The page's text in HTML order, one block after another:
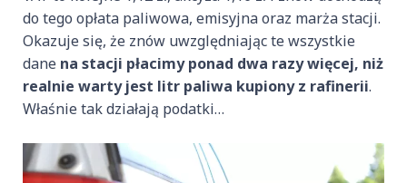
do tego opłata paliwowa, emisyjna oraz marża stacji.
Okazuje się, że znów uwzględniając te wszystkie
dane na stacji płacimy ponad dwa razy więcej, niż
realnie warty jest litr paliwa kupiony z rafinerii.
Właśnie tak działają podatki…